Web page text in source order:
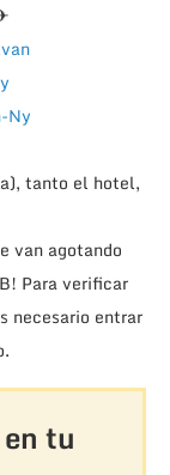
Ny
tanto el hotel,
van agotando
Para verificar
necesario entrar
tu